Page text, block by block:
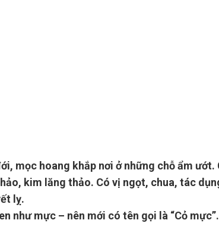
mọc hoang khắp nơi ở những chỗ ẩm ướt.
kim lăng thảo. Có vị ngọt, chua, tác
lỵ.
như mực – nên mới có tên gọi là “Cỏ